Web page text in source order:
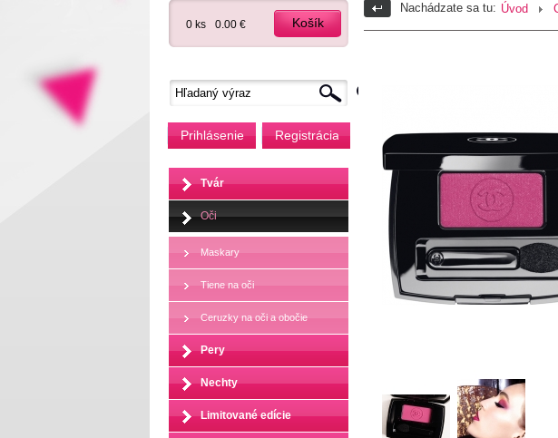
0 ks 0.00 € Košík
Prihlásenie Registrácia
Tvár
Oči
Maskary
Tiene na oči
Ceruzky na oči a obočie
Pery
Nechty
Limitované edície
Nachádzate sa tu: Úvod